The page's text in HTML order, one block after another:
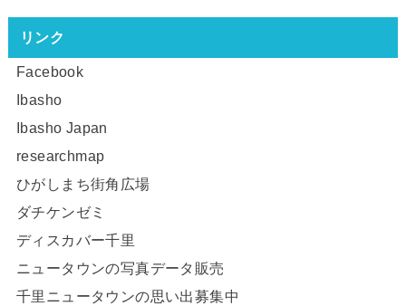
リンク
Facebook
Ibasho
Ibasho Japan
researchmap
ひがしまち街角広場
ダチケンゼミ
ディスカバー千里
ニュータウンの写真データ販売
千里ニュータウンの思い出募集中